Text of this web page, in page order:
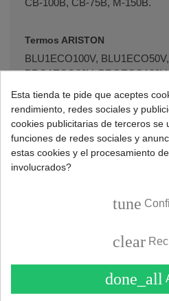
Termos ARISTON
BLU1ECO100V,
PRO1ECO80V,
Termos ASPES
A150, A75.
Termos BRANDT
EWH100COMF,
EWH150CLASN, EWH150R,
EWH75RL, EWH75RLTR,
Esta tienda te pide que aceptes
rendimiento, redes sociales y
cookies publicitarias de terceros se
funciones de redes sociales y
estas cookies y el procesamiento
involucrados?
tune
clear
done_all